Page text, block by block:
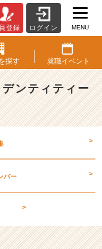
登録 ログイン MENU
探す 就職イベント
ンティティー
>
バー >
>